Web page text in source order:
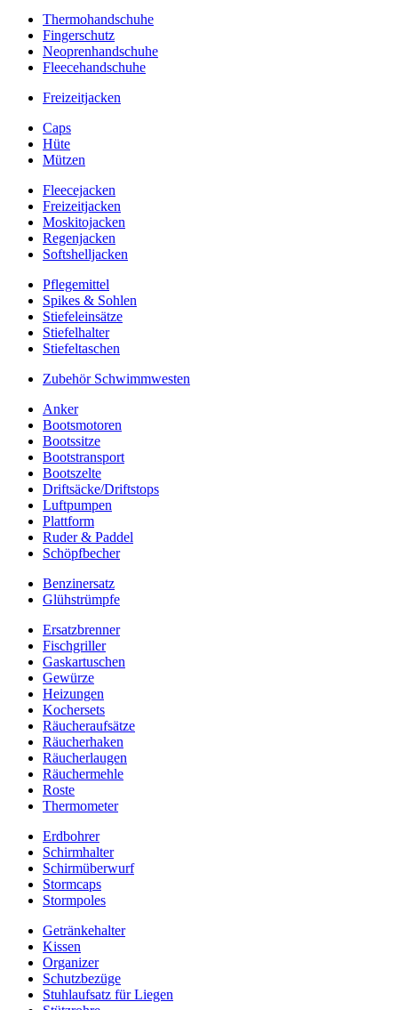
Thermohandschuhe
Fingerschutz
Neoprenhandschuhe
Fleecehandschuhe
Freizeitjacken
Caps
Hüte
Mützen
Fleecejacken
Freizeitjacken
Moskitojacken
Regenjacken
Softshelljacken
Pflegemittel
Spikes & Sohlen
Stiefeleinsätze
Stiefelhalter
Stiefeltaschen
Zubehör Schwimmwesten
Anker
Bootsmotoren
Bootssitze
Bootstransport
Bootszelte
Driftsäcke/Driftstops
Luftpumpen
Plattform
Ruder & Paddel
Schöpfbecher
Benzinersatz
Glühstrümpfe
Ersatzbrenner
Fischgriller
Gaskartuschen
Gewürze
Heizungen
Kochersets
Räucheraufsätze
Räucherhaken
Räucherlaugen
Räuchermehle
Roste
Thermometer
Erdbohrer
Schirmhalter
Schirmüberwurf
Stormcaps
Stormpoles
Getränkehalter
Kissen
Organizer
Schutzbezüge
Stuhlaufsatz für Liegen